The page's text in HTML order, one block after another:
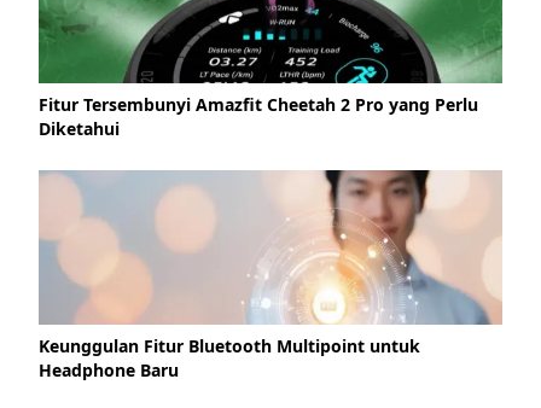
Fitur Tersembunyi Amazfit Cheetah 2 Pro yang Perlu
Diketahui
Keunggulan Fitur Bluetooth Multipoint untuk
Headphone Baru